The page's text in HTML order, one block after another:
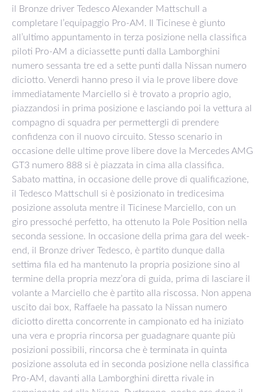
il Bronze driver Tedesco Alexander Mattschull a
completare l’equipaggio Pro-AM. Il Ticinese è giunto
all’ultimo appuntamento in terza posizione nella classifica
piloti Pro-AM a diciassette punti dalla Lamborghini
numero sessanta tre ed a sette punti dalla Nissan numero
diciotto. Venerdì hanno preso il via le prove libere dove
immediatamente Marciello si è trovato a proprio agio,
piazzandosi in prima posizione e lasciando poi la vettura al
compagno di squadra per permettergli di prendere
confidenza con il nuovo circuito. Stesso scenario in
occasione delle ultime prove libere dove la Mercedes AMG
GT3 numero 888 si è piazzata in cima alla classifica.
Sabato mattina, in occasione delle prove di qualificazione,
il Tedesco Mattschull si è posizionato in tredicesima
posizione assoluta mentre il Ticinese Marciello, con un
giro pressoché perfetto, ha ottenuto la Pole Position nella
seconda sessione. In occasione della prima gara del week-
end, il Bronze driver Tedesco, è partito dunque dalla
settima fila ed ha mantenuto la propria posizione sino al
termine della propria mezz’ora di guida, prima di lasciare il
volante a Marciello che è partito alla riscossa. Non appena
uscito dai box, Raffaele ha passato la Nissan numero
diciotto diretta concorrente in campionato ed ha iniziato
una vera e propria rincorsa per guadagnare quante più
posizioni possibili, rincorsa che è terminata in quinta
posizione assoluta ed in seconda posizione nella classifica
Pro-AM, davanti alla Lamborghini diretta rivale in